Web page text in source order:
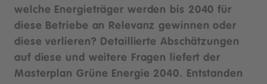
welche Energieträger werden bis 2040 für
diese Betriebe an Relevanz gewinnen oder
diese verlieren? Detaillierte Abschätzungen
auf diese und weitere Fragen liefert der
Masterplan Grüne Energie 2040. Entstanden